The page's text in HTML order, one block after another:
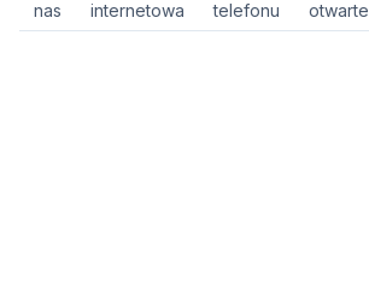
nas
internetowa
telefonu
otwarte